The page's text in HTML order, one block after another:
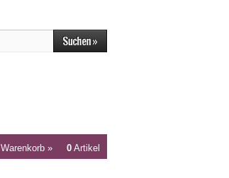
Warenkorb » 0 Artikel